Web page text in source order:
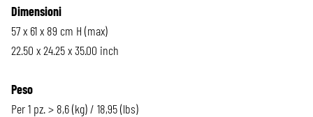
Dimensioni
57 x 61 x 89 cm H (max)
22.50 x 24.25 x 35.00 inch
Peso
Per 1 pz. > 8,6 (kg) / 18,95 (lbs)